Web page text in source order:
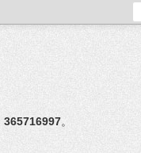
365716997。